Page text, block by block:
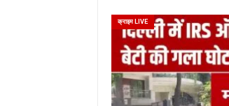
क्राइम LIVE